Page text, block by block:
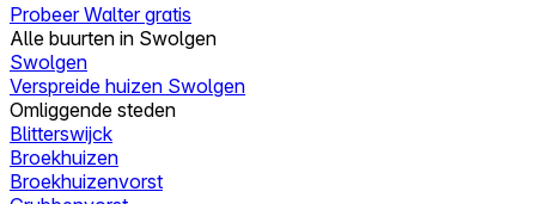
Probeer Walter gratis
Alle buurten in Swolgen
Swolgen
Verspreide huizen Swolgen
Omliggende steden
Blitterswijck
Broekhuizen
Broekhuizenvorst